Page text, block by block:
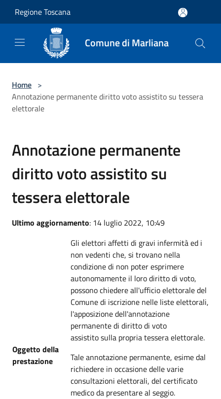
Regione Toscana
Comune di Marliana
Home >
Annotazione permanente diritto voto assistito su tessera
elettorale
Annotazione permanente
diritto voto assistito su
tessera elettorale
Ultimo aggiornamento: 14 luglio 2022, 10:49
Oggetto della
prestazione
Gli elettori affetti di gravi infermità ed i
non vedenti che, si trovano nella
condizione di non poter esprimere
autonomamente il loro diritto di voto,
possono chiedere all'ufficio elettorale del
Comune di iscrizione nelle liste elettorali,
l'apposizione dell'annotazione
permanente di diritto di voto
assistito sulla propria tessera elettorale.
Tale annotazione permanente, esime dal
richiedere in occasione delle varie
consultazioni elettorali, del certificato
medico da presentare al seggio.